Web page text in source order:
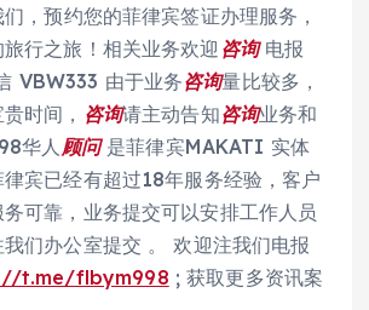
们，预约您的菲律宾签证办理服务，
行之旅！相关业务欢迎 咨询电报
VBW333 由于业务咨询量比较多，
时间， 咨询请主动告知咨询业务和
华人 顾问是菲律宾MAKATI 实体
宾已经有超过18年服务经验，客户
可靠，业务提交可以安排工作人员
我们办公室提交 。 欢迎注我们电报
t.me/flbym998 ; 获取更多资讯案